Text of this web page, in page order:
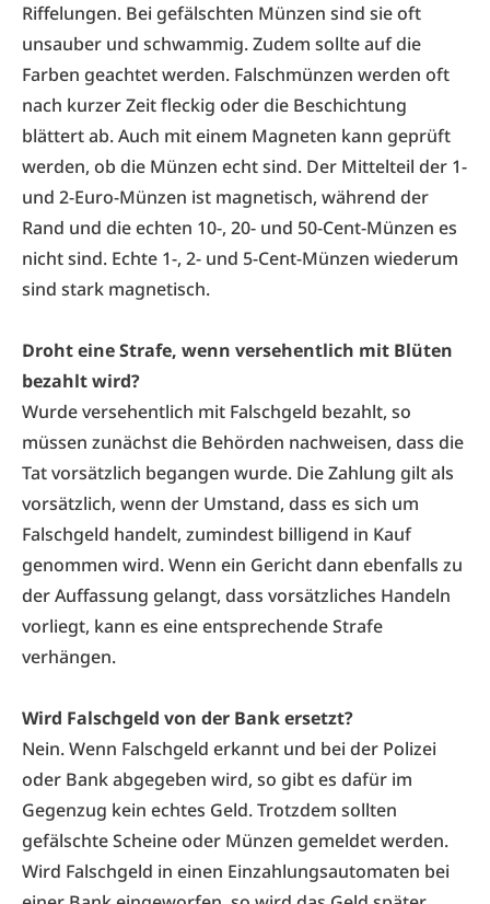
Riffelungen. Bei gefälschten Münzen sind sie oft
unsauber und schwammig. Zudem sollte auf die
Farben geachtet werden. Falschmünzen werden oft
nach kurzer Zeit fleckig oder die Beschichtung
blättert ab. Auch mit einem Magneten kann geprüft
werden, ob die Münzen echt sind. Der Mittelteil der 1-
und 2-Euro-Münzen ist magnetisch, während der
Rand und die echten 10-, 20- und 50-Cent-Münzen es
nicht sind. Echte 1-, 2- und 5-Cent-Münzen wiederum
sind stark magnetisch.
Droht eine Strafe, wenn versehentlich mit Blüten
bezahlt wird?
Wurde versehentlich mit Falschgeld bezahlt, so
müssen zunächst die Behörden nachweisen, dass die
Tat vorsätzlich begangen wurde. Die Zahlung gilt als
vorsätzlich, wenn der Umstand, dass es sich um
Falschgeld handelt, zumindest billigend in Kauf
genommen wird. Wenn ein Gericht dann ebenfalls zu
der Auffassung gelangt, dass vorsätzliches Handeln
vorliegt, kann es eine entsprechende Strafe
verhängen.
Wird Falschgeld von der Bank ersetzt?
Nein. Wenn Falschgeld erkannt und bei der Polizei
oder Bank abgegeben wird, so gibt es dafür im
Gegenzug kein echtes Geld. Trotzdem sollten
gefälschte Scheine oder Münzen gemeldet werden.
Wird Falschgeld in einen Einzahlungsautomaten bei